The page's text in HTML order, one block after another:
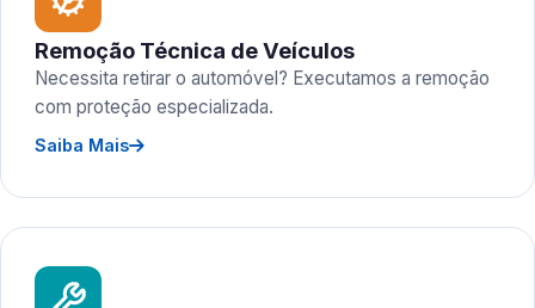
Remoção Técnica de Veículos
Necessita retirar o automóvel? Executamos a remoção
com proteção especializada.
Saiba Mais